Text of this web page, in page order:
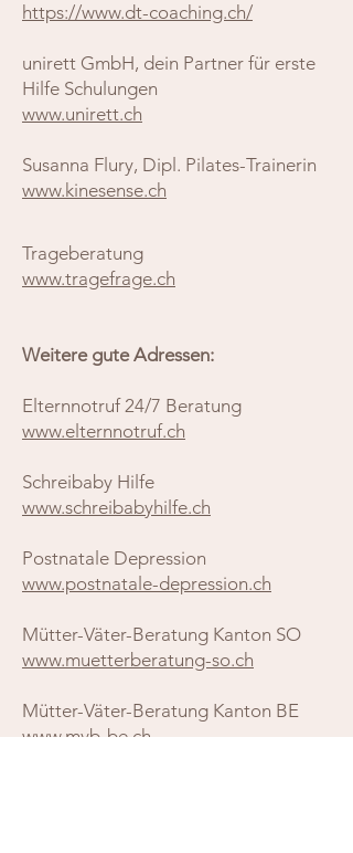
https://www.dt-coaching.ch/
unirett GmbH, dein Partner für erste
Hilfe Schulungen
www.unirett.ch
Susanna Flury, Dipl. Pilates-Trainerin
www.kinesense.ch
Trageberatung
www.tragefrage.ch
Weitere gute Adressen:
Elternnotruf 24/7 Beratung
www.elternnotruf.ch
Schreibaby Hilfe
www.schreibabyhilfe.ch
Postnatale Depression
www.postnatale-depression.ch
Mütter-Väter-Beratung Kanton SO
www.muetterberatung-so.ch​
Mütter-Väter-Beratung Kanton BE
www.mvb-be.ch